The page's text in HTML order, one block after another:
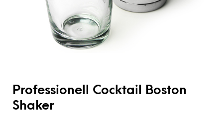
Professionell Cocktail Boston
Shaker